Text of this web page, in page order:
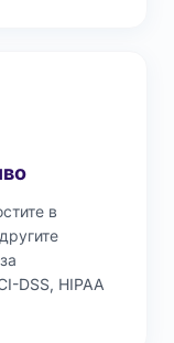
в
DSS, HIPAA